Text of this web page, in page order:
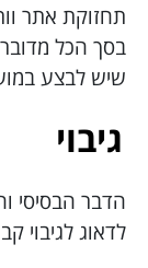
תחזוקת אתר
בסך הכל
שיש לבצע
גיבוי
הדבר הבסיסי
לדאוג לגיבוי